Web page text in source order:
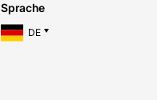
Sprache
DE